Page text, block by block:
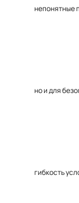
непонятные
но и для
гибкость